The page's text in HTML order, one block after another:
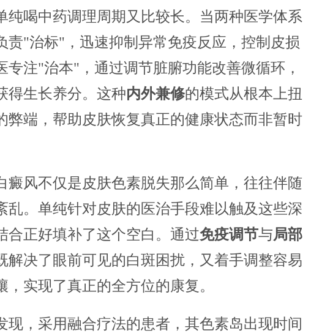
纯喝中药调理周期又比较长。当两种医学体系
责"治标"，迅速抑制异常免疫反应，控制皮损
专注"治本"，通过调节脏腑功能改善微循环，
得生长养分。这种内外兼修的模式从根本上扭
弊端，帮助皮肤恢复真正的健康状态而非暂时
癜风不仅是皮肤色素脱失那么简单，往往伴随
乱。单纯针对皮肤的医治手段难以触及这些深
合正好填补了这个空白。通过免疫调节与局部
解决了眼前可见的白斑困扰，又着手调整容易
实现了真正的全方位的康复。
现，采用融合疗法的患者，其色素岛出现时间